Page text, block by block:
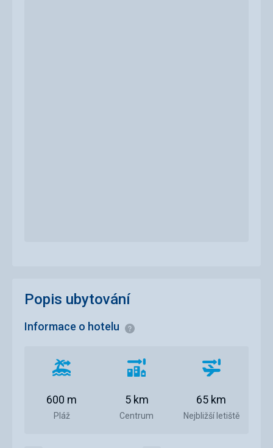
Popis ubytování
Informace o hotelu Informace
Vzdálenost
pláže
Pláž
600 m
Vzdálenost
centra
Centrum
5 km
Vzdálenost
letiště
Nejbližší letiště
65 km